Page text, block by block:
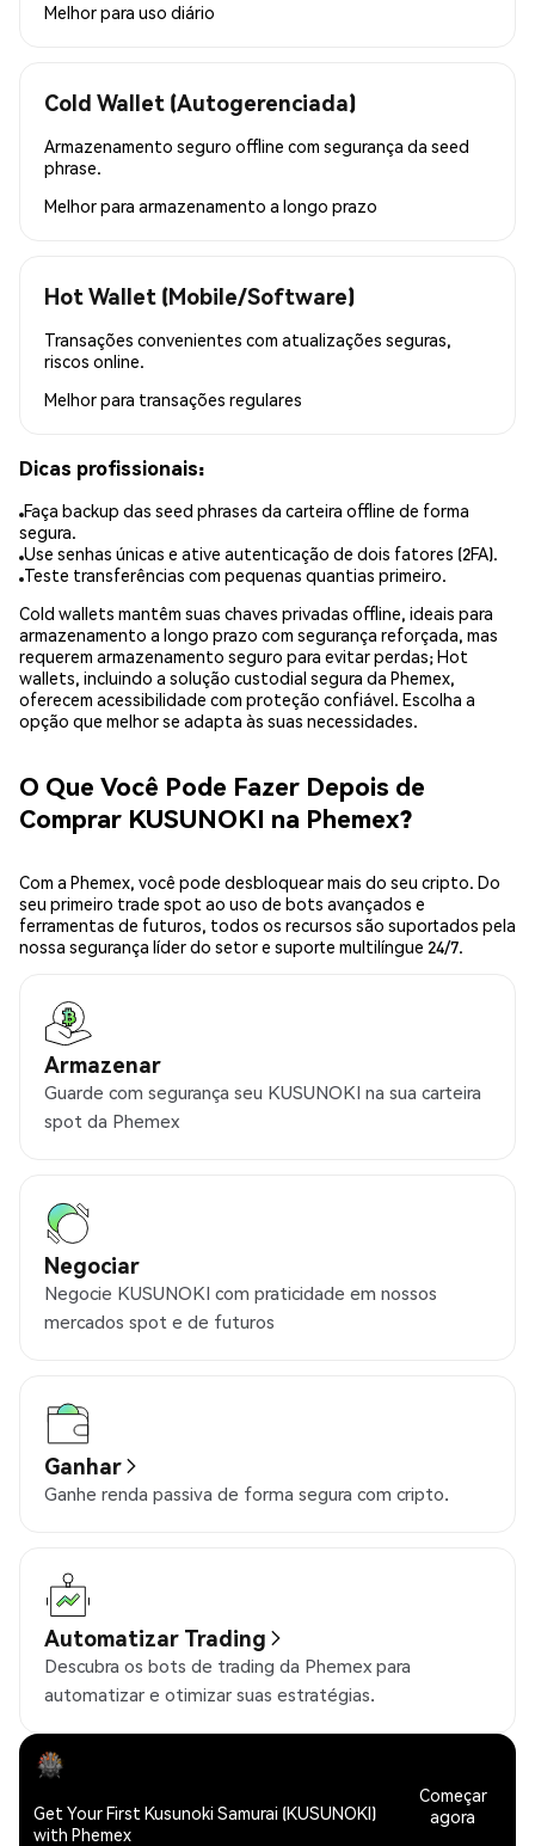
Melhor para uso diário
Cold Wallet (Autogerenciada)
Armazenamento seguro offline com segurança da seed
phrase.
Melhor para armazenamento a longo prazo
Hot Wallet (Mobile/Software)
Transações convenientes com atualizações seguras,
riscos online.
Melhor para transações regulares
Dicas profissionais:
Faça backup das seed phrases da carteira offline de forma
segura.
Use senhas únicas e ative autenticação de dois fatores (2FA).
Teste transferências com pequenas quantias primeiro.
Cold wallets mantêm suas chaves privadas offline, ideais para
armazenamento a longo prazo com segurança reforçada, mas
requerem armazenamento seguro para evitar perdas; Hot
wallets, incluindo a solução custodial segura da Phemex,
oferecem acessibilidade com proteção confiável. Escolha a
opção que melhor se adapta às suas necessidades.
O Que Você Pode Fazer Depois de
Comprar KUSUNOKI na Phemex?
Com a Phemex, você pode desbloquear mais do seu cripto. Do
seu primeiro trade spot ao uso de bots avançados e
ferramentas de futuros, todos os recursos são suportados pela
nossa segurança líder do setor e suporte multilíngue 24/7.
Armazenar
Guarde com segurança seu KUSUNOKI na sua carteira
spot da Phemex
Negociar
Negocie KUSUNOKI com praticidade em nossos
mercados spot e de futuros
Ganhar
Ganhe renda passiva de forma segura com cripto.
Automatizar Trading
Descubra os bots de trading da Phemex para
automatizar e otimizar suas estratégias.
Get Your First Kusunoki Samurai (KUSUNOKI)
with Phemex
Começar
agora